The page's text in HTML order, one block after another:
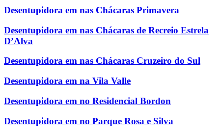
Desentupidora em nas Chácaras Primavera
Desentupidora em nas Chácaras de Recreio Estrela
D’Alva
Desentupidora em nas Chácaras Cruzeiro do Sul
Desentupidora em na Vila Valle
Desentupidora em no Residencial Bordon
Desentupidora em no Parque Rosa e Silva